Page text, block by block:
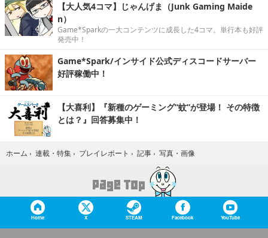
【大人気4コマ】じゃんげま（Junk Gaming Maide
n）
Game*Sparkの一大コンテンツに成長した4コマ。単行本も好評
発売中！
Game*Spark/インサイド公式ディスコードサーバー
好評稼働中！
【大喜利】『新種のゲーミング“蚊”が登場！ その特徴
とは？』回答募集中！
ホーム › 連載・特集 › プレイレポート › 記事 › 写真・画像
Home X STEAM Facebook YouTube